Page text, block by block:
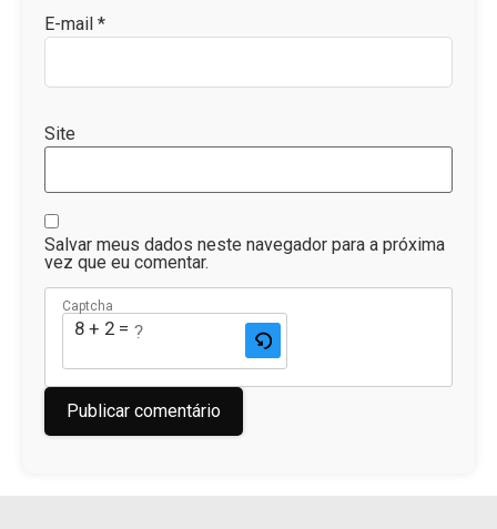
E-mail *
Site
Salvar meus dados neste navegador para a próxima
vez que eu comentar.
Captcha
8 + 2 = ?